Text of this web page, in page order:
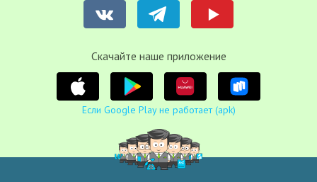
Cкачайте наше приложение
Если Google Play не работает (apk)